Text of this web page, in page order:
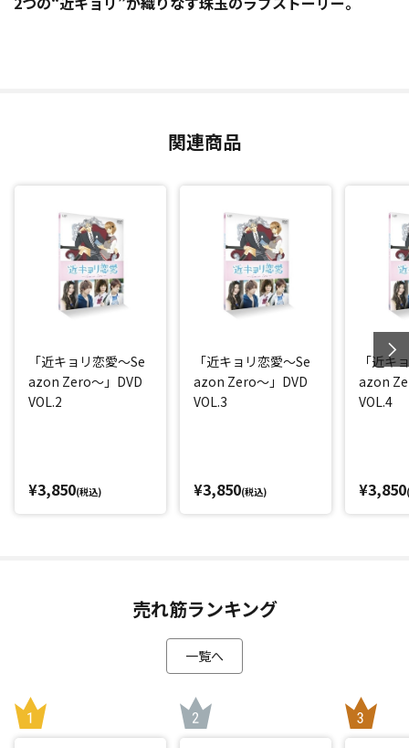
関連商品
「近キョリ恋愛～Se
azon Zero～」DVD
VOL.2
¥3,850(税込)
「近キョリ恋愛～Se
azon Zero～」DVD
VOL.3
¥3,850(税込)
「近キ
azon
VOL.4
¥3,850
売れ筋ランキング
一覧へ